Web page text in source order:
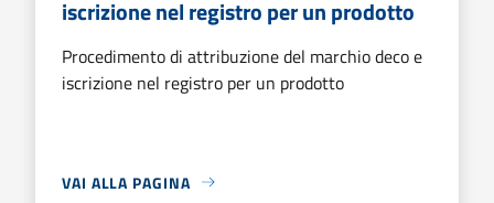
iscrizione nel registro per un prodotto
Procedimento di attribuzione del marchio deco e
iscrizione nel registro per un prodotto
VAI ALLA PAGINA